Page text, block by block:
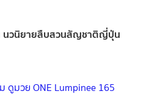
นวนิยายสืบสวนสัญชาติญี่ปุ่น